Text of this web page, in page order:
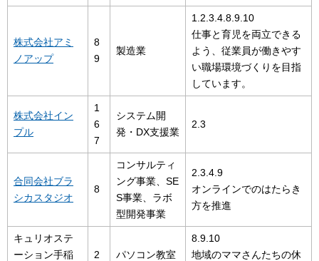
株式会社アミ
ノアップ
8
9
製造業
1.2.3.4.8.9.10
仕事と育児を両立できる
よう、従業員が働きやす
い職場環境づくりを目指
しています。
株式会社イン
プル
1
6
7
システム開
発・DX支援業
2.3
合同会社ブラ
シカスタジオ
8
コンサルティ
ング事業、SE
S事業、ラボ
型開発事業
2.3.4.9
オンラインでのはたらき
方を推進
キュリオステ
ーション手稲
2 パソコン教室
8.9.10
地域のママさんたちの休